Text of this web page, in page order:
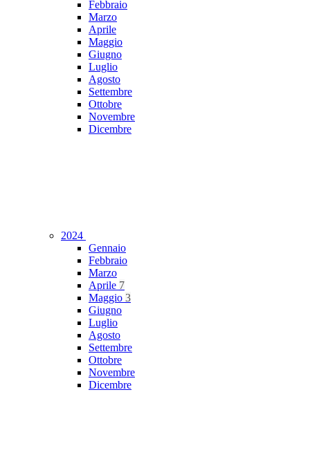
Febbraio
Marzo
Aprile
Maggio
Giugno
Luglio
Agosto
Settembre
Ottobre
Novembre
Dicembre
2024
Gennaio
Febbraio
Marzo
Aprile 7
Maggio 3
Giugno
Luglio
Agosto
Settembre
Ottobre
Novembre
Dicembre